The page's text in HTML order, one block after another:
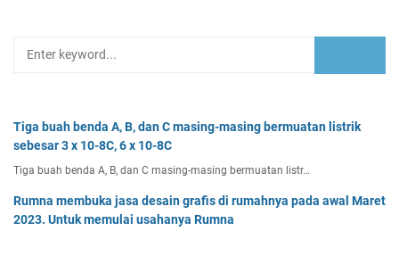
Tiga buah benda A, B, dan C masing-masing bermuatan listrik
sebesar 3 x 10-8C, 6 x 10-8C
Tiga buah benda A, B, dan C masing-masing bermuatan listr…
Rumna membuka jasa desain grafis di rumahnya pada awal Maret
2023. Untuk memulai usahanya Rumna